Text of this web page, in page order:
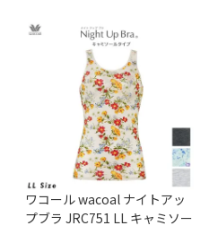
ワコール wacoal ナイトアッ
プブラ JRC751 LL キャミソー